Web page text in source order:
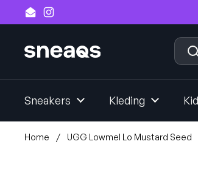
Ga naar content
EmailInstagram
Sneakers Kleding
Home / UGG Lowmel Lo Mustard Seed